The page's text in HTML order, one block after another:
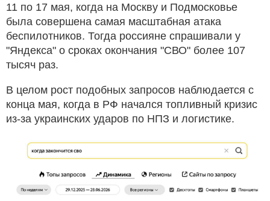
11 по 17 мая, когда на Москву и Подмосковье
была совершена самая масштабная атака
беспилотников. Тогда россияне спрашивали у
"Яндекса" о сроках окончания "СВО" более 107
тысяч раз.
В целом рост подобных запросов наблюдается с
конца мая, когда в РФ начался топливный кризис
из-за украинских ударов по НПЗ и логистике.